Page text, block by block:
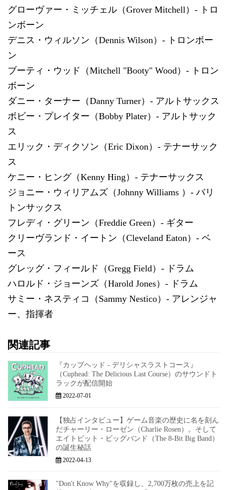
グローヴァー・ミッチェル（Grover Mitchell）- トロ
ンボーン
デニス・ウィルソン（Dennis Wilson）- トロンボー
ン
ブーティ・ウッド（Mitchell "Booty" Wood）- トロン
ボーン
ダニー・ターナー（Danny Turner）- アルトサックス
ボビー・プレイター（Bobby Plater）- アルトサック
ス
エリック・ディクソン（Eric Dixon）- テナーサック
ス
ケニー・ヒング（Kenny Hing）- テナーサックス
ジョニー・ウィリアムズ（Johnny Williams ）- バリ
トンサックス
フレディ・グリーン（Freddie Green）- ギター
クリーヴランド・イートン（Cleveland Eaton）- ベ
ース
グレッグ・フィールド（Gregg Field）- ドラム
ハロルド・ジョーンズ（Harold Jones）- ドラム
サミー・ネスティコ（Sammy Nestico）- アレンジャ
ー、指揮者
関連記事
『カップヘッド - デリシャスラストコース』
（Cuphead: The Delicious Last Course）のサウンドト
ラックが配信開始
2022-07-01
【独占インタビュー】ゲーム音楽の歴史に名を刻ん
だチャーリー・ローゼン（Charlie Rosen）。そして
エイトビット・ビッグバンド（The 8-Bit Big Band）
の誕生秘話
2022-04-13
"Don't Know Why"を収録し、2,700万枚の売上を記